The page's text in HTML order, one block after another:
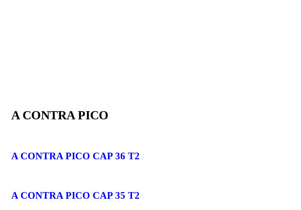
A CONTRA PICO
A CONTRA PICO CAP 36 T2
A CONTRA PICO CAP 35 T2